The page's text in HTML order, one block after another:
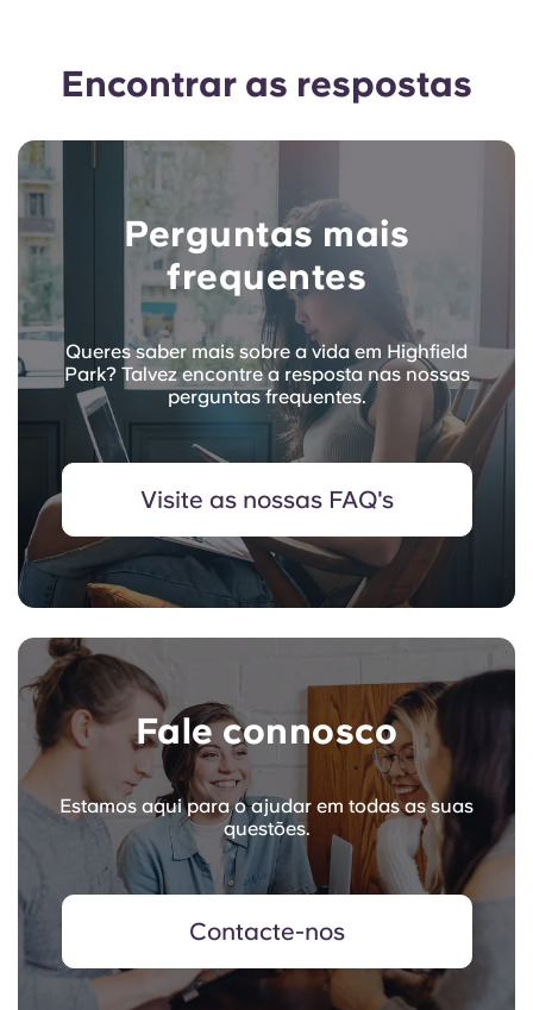
Encontrar as respostas
Perguntas mais
frequentes
Queres saber mais sobre a vida em Highfield
Park? Talvez encontre a resposta nas nossas
perguntas frequentes.
Visite as nossas FAQ's
Fale connosco
Estamos aqui para o ajudar em todas as suas
questões.
Contacte-nos